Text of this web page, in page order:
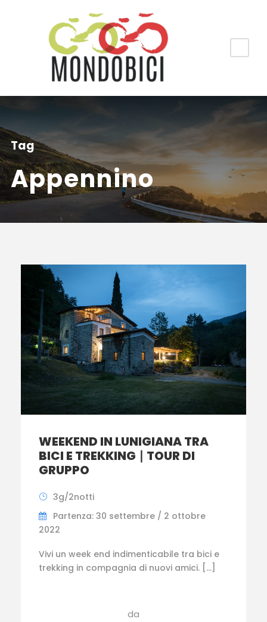
Tag
Appennino
WEEKEND IN LUNIGIANA TRA
BICI E TREKKING ∣ TOUR DI
GRUPPO
3g/2notti
Partenza: 30 settembre / 2 ottobre
2022
Vivi un week end indimenticabile tra bici e
trekking in compagnia di nuovi amici. […]
da